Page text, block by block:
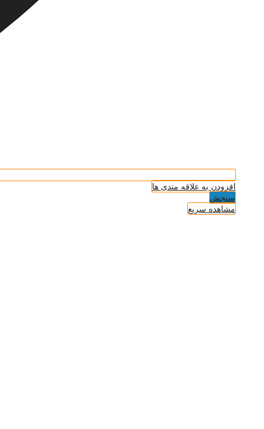
افزودن به علاقه مندی ها
سنجش
مشاهده سریع